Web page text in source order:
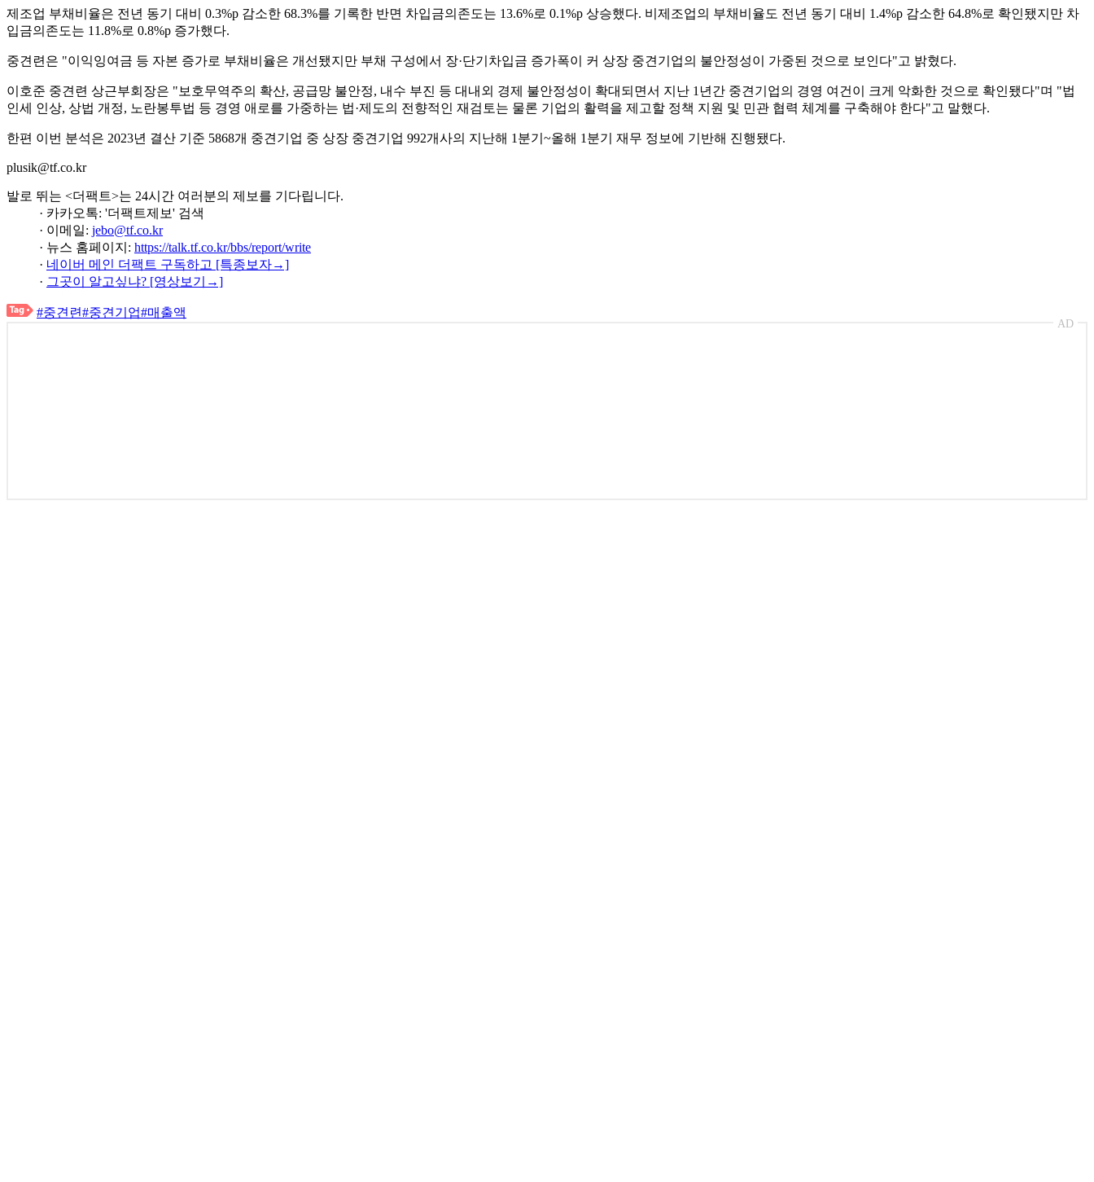
제조업 부채비율은 전년 동기 대비 0.3%p 감소한 68.3%를 기록한 반면 차입금의존도는 13.6%로 0.1%p 상승했다. 비제조업의 부채비율도 전년 동기 대비 1.4%p 감소한 64.8%로 확인됐지만 차
입금의존도는 11.8%로 0.8%p 증가했다.
중견련은 "이익잉여금 등 자본 증가로 부채비율은 개선됐지만 부채 구성에서 장·단기차입금 증가폭이 커 상장 중견기업의 불안정성이 가중된 것으로 보인다"고 밝혔다.
이호준 중견련 상근부회장은 "보호무역주의 확산, 공급망 불안정, 내수 부진 등 대내외 경제 불안정성이 확대되면서 지난 1년간 중견기업의 경영 여건이 크게 악화한 것으로 확인됐다"며 "법
인세 인상, 상법 개정, 노란봉투법 등 경영 애로를 가중하는 법·제도의 전향적인 재검토는 물론 기업의 활력을 제고할 정책 지원 및 민관 협력 체계를 구축해야 한다"고 말했다.
한편 이번 분석은 2023년 결산 기준 5868개 중견기업 중 상장 중견기업 992개사의 지난해 1분기~올해 1분기 재무 정보에 기반해 진행됐다.
plusik@tf.co.kr
발로 뛰는 <더팩트>는 24시간 여러분의 제보를 기다립니다.
· 카카오톡: '더팩트제보' 검색
· 이메일: jebo@tf.co.kr
· 뉴스 홈페이지: https://talk.tf.co.kr/bbs/report/write
· 네이버 메인 더팩트 구독하고 [특종보자→]
· 그곳이 알고싶냐? [영상보기→]
#중견련#중견기업#매출액
AD